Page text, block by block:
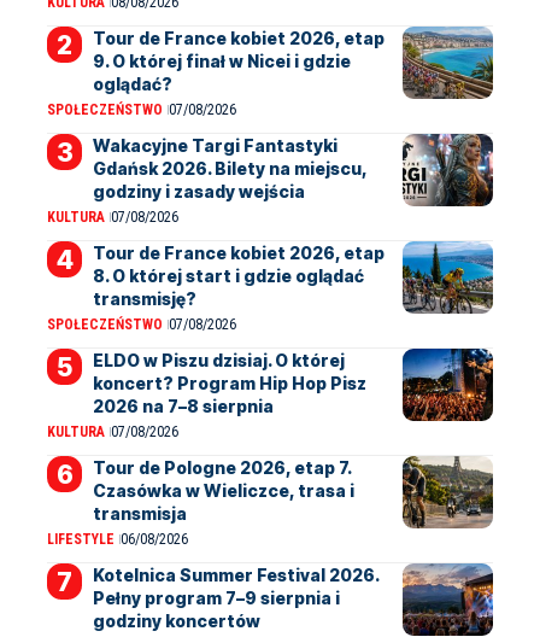
Tour de France kobiet 2026, etap
9. O której finał w Nicei i gdzie
oglądać?
SPOŁECZEŃSTWO 07/08/2026
Wakacyjne Targi Fantastyki
Gdańsk 2026. Bilety na miejscu,
godziny i zasady wejścia
KULTURA 07/08/2026
Tour de France kobiet 2026, etap
8. O której start i gdzie oglądać
transmisję?
SPOŁECZEŃSTWO 07/08/2026
ELDO w Piszu dzisiaj. O której
koncert? Program Hip Hop Pisz
2026 na 7–8 sierpnia
KULTURA 07/08/2026
Tour de Pologne 2026, etap 7.
Czasówka w Wieliczce, trasa i
transmisja
LIFESTYLE 06/08/2026
Kotelnica Summer Festival 2026.
Pełny program 7–9 sierpnia i
godziny koncertów